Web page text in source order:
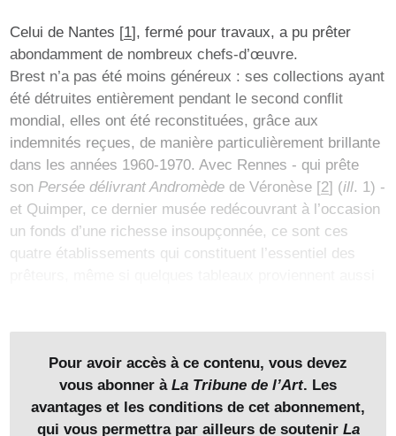
Celui de Nantes [1], fermé pour travaux, a pu prêter
abondamment de nombreux chefs-d’œuvre.
Brest n’a pas été moins généreux : ses collections ayant
été détruites entièrement pendant le second conflit
mondial, elles ont été reconstituées, grâce aux
indemnités reçues, de manière particulièrement brillante
dans les années 1960-1970. Avec Rennes - qui prête
sonPersée délivrant Andromède de Véronèse [2] (ill. 1) -
et Quimper, ce dernier musée redécouvrant à l’occasion
un fonds d’une richesse insoupçonnée, ce sont ces
quatre établissements qui constituent l’essentiel des
1. Paolo Caliari, dit Véronèse (1528-1588)
Pour avoir accès à ce contenu, vous devez
vous abonner à La Tribune de l’Art. Les
avantages et les conditions de cet abonnement,
qui vous permettra par ailleurs de soutenir La